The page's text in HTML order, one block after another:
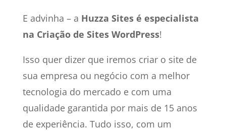
E advinha – a Huzza Sites é especialista
na Criação de Sites WordPress!
Isso quer dizer que iremos criar o site de
sua empresa ou negócio com a melhor
tecnologia do mercado e com uma
qualidade garantida por mais de 15 anos
de experiência. Tudo isso, com um